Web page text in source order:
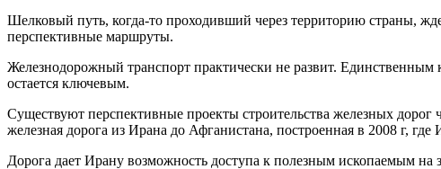
Шелковый путь, когда-то проходивший через территорию страны,
перспективные маршруты.
Железнодорожный транспорт практически не развит.
остается ключевым.
Существуют перспективные проекты строительства железных
железная дорога из Ирана до Афганистана, построенная в 2008 г,
Дорога дает Ирану возможность доступа к полезным ископаемым на